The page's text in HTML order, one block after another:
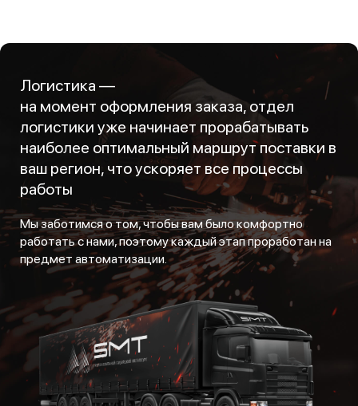
Логистика —
на момент оформления заказа, отдел
логистики уже начинает прорабатывать
наиболее оптимальный маршрут поставки в
ваш регион, что ускоряет все процессы
работы
Мы заботимся о том, чтобы вам было комфортно
работать с нами, поэтому каждый этап проработан на
предмет автоматизации.